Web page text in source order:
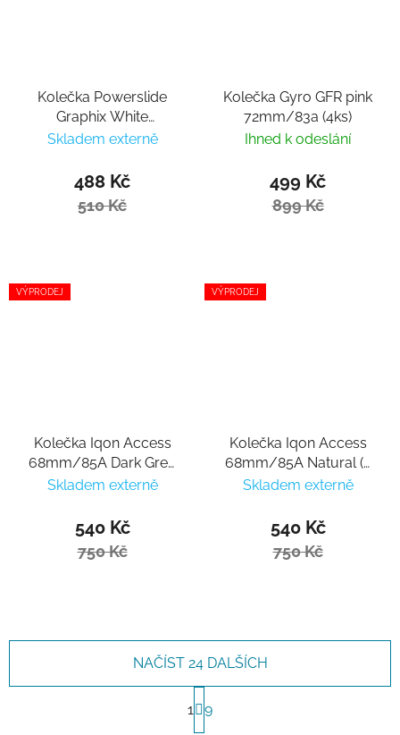
Kolečka Powerslide
Graphix White
125mm/85a (1ks)
Skladem externě
488 Kč
510 Kč
Kolečka Gyro GFR pink
72mm/83a (4ks)
Ihned k odeslání
499 Kč
899 Kč
VÝPRODEJ
Kolečka Iqon Access
68mm/85A Dark Grey
(4 ks)
Skladem externě
540 Kč
750 Kč
VÝPRODEJ
Kolečka Iqon Access
68mm/85A Natural (4
ks)
Skladem externě
540 Kč
750 Kč
Ovládací prvky výpisu
NAČÍST 24 DALŠÍCH
Stránkování
1 9